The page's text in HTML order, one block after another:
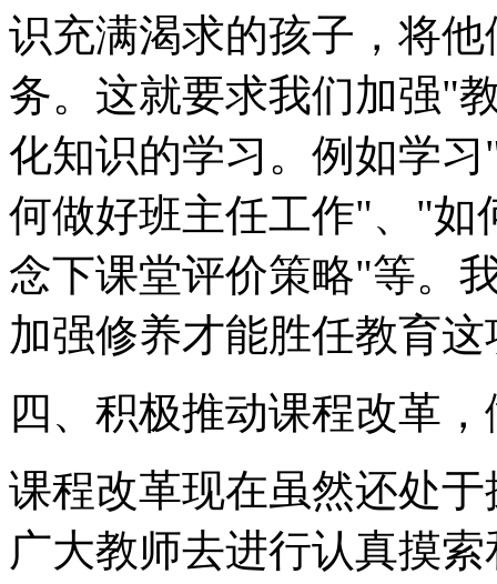
识充满渴求的孩子，将
务。这就要求我们加强"
化知识的学习。例如学
何做好班主任工作"、"如
念下课堂评价策略"等。
加强修养才能胜任教育
四、积极推动课程改革
课程改革现在虽然还处
广大教师去进行认真摸